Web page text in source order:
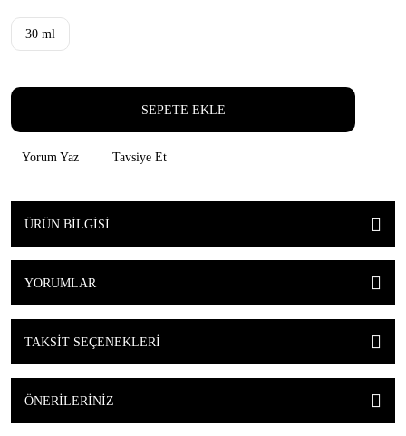
30 ml
SEPETE EKLE
Yorum Yaz Tavsiye Et
ÜRÜN BILGISI
YORUMLAR
TAKSIT SEÇENEKLERI
ÖNERILERINIZ